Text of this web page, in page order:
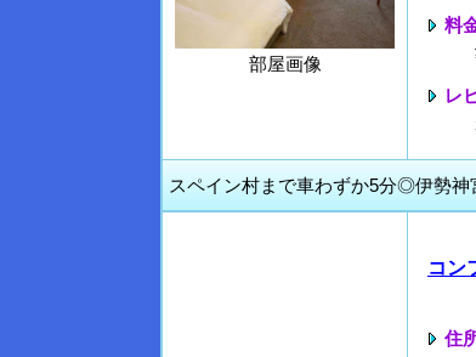
部屋画像
料
レ
スペイン村まで車わずか5分◎伊勢
コン
住